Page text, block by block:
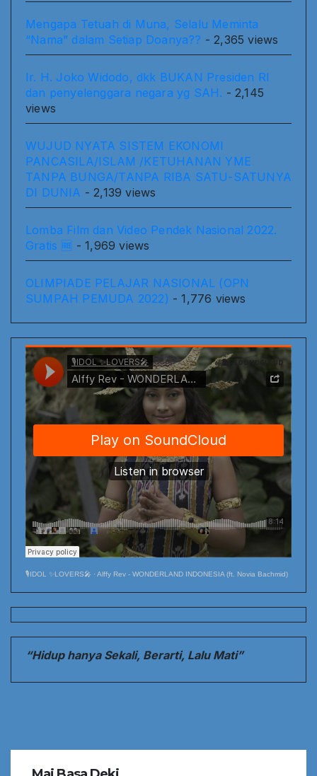
Mengapa Tetuah di Muna, Selalu Meminta
“Nama” dalam Setiap Doanya?? - 2,365 views
Ir. H. Joko Widodo, dkk BUKAN Presiden RI
dan penyelenggara negara yg SAH. - 2,145
views
WUJUD NYATA SISTEM EKONOMI
PANCASILA/ISLAM /KETUHANAN YME
TANPA BUNGA/TANPA RIBA SATU-SATUNYA
DI DUNIA - 2,139 views
Lomba Film dan Video Pendek Nasional 2022.
Gratis 🆓 - 1,969 views
OLIMPIADE PELAJAR NASIONAL (OPN
SUMPAH PEMUDA 2022) - 1,776 views
🎙️IDOL ✨LOVERS🎤 · Alffy Rev - WONDERLAND INDONESIA (ft. Novia Bachmid)
“Hidup hanya Sekali, Berarti, Lalu Mati”